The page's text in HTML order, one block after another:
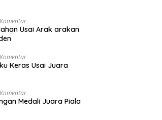
Usai Arak arakan
Keras Usai Juara
Medali Juara Piala